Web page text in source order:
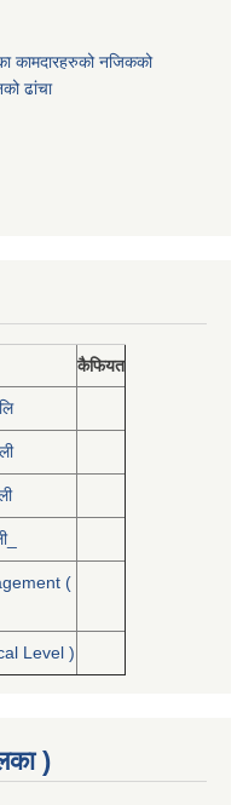
कामदारहरुको नजिकको
ढांचा
कैफियत
(
Level )
)